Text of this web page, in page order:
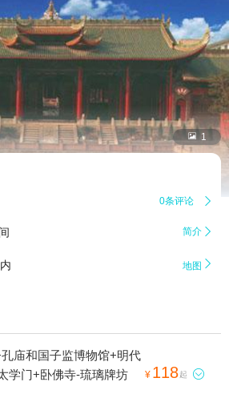
 1
0条评论 
简介 
地图 
孔庙和国子监博物馆+明代
学门+卧佛寺-琉璃牌坊
¥ 118起 